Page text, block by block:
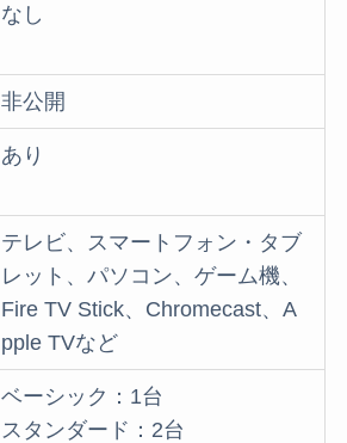
なし
非公開
あり
テレビ、スマートフォン・タブ
レット、パソコン、ゲーム機、
Fire TV Stick、Chromecast、A
pple TVなど
ベーシック：1台
スタンダード：2台